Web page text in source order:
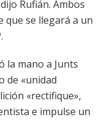
Rufián. Ambos
que se llegará a un
la mano a Junts
de «unidad
«rectifique»,
e impulse un